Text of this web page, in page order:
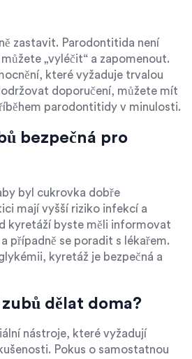
zastavit. Parodontitida není
„vyléčit“ a zapomenout.
které vyžaduje trvalou
doporučení, můžete mít
parodontitidy v minulosti.
bezpečná pro
byl cukrovka dobře
mají vyšší riziko infekcí a
kyretáží byste měli informovat
případně se poradit s lékařem.
kyretáž je bezpečná a
dělat doma?
nástroje, které vyžadují
Pokus o samostatnou